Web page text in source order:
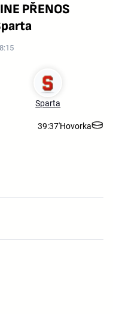
PŘENOS
Sparta
39:37'Hovorka